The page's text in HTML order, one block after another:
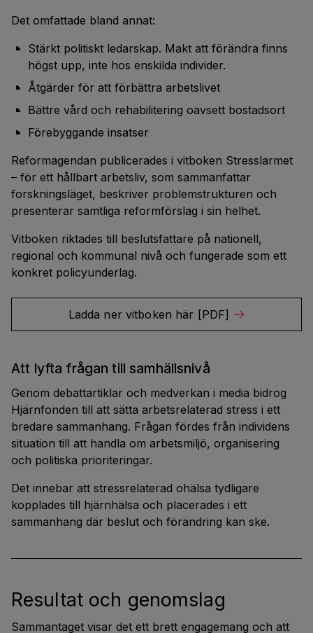
Det omfattade bland annat:
Stärkt politiskt ledarskap. Makt att förändra finns
högst upp, inte hos enskilda individer.
Åtgärder för att förbättra arbetslivet
Bättre vård och rehabilitering oavsett bostadsort
Förebyggande insatser
Reformagendan publicerades i vitboken Stresslarmet
– för ett hållbart arbetsliv, som sammanfattar
forskningsläget, beskriver problemstrukturen och
presenterar samtliga reformförslag i sin helhet.
Vitboken riktades till beslutsfattare på nationell,
regional och kommunal nivå och fungerade som ett
konkret policyunderlag.
Ladda ner vitboken här [PDF]
Att lyfta frågan till samhällsnivå
Genom debattartiklar och medverkan i media bidrog
Hjärnfonden till att sätta arbetsrelaterad stress i ett
bredare sammanhang. Frågan fördes från individens
situation till att handla om arbetsmiljö, organisering
och politiska prioriteringar.
Det innebar att stressrelaterad ohälsa tydligare
kopplades till hjärnhälsa och placerades i ett
sammanhang där beslut och förändring kan ske.
Resultat och genomslag
Sammantaget visar det ett brett engagemang och att